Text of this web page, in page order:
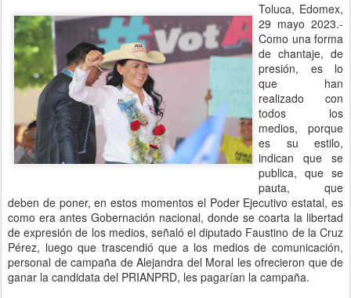
Toluca, Edomex,
29 mayo 2023.-
Como una forma
de chantaje, de
presión, es lo
que han
realizado con
todos los
medios, porque
es su estilo,
indican que se
publica, que se
pauta, que
deben de poner, en estos momentos el Poder Ejecutivo estatal, es
como era antes Gobernación nacional, donde se coarta la libertad
de expresión de los medios, señaló el diputado Faustino de la Cruz
Pérez, luego que trascendió que a los medios de comunicación,
personal de campaña de Alejandra del Moral les ofrecieron que de
ganar la candidata del PRIANPRD, les pagarían la campaña.